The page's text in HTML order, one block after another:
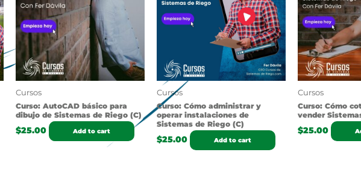
Cursos
Curso: AutoCAD básico para
dibujo de Sistemas de Riego (C)
$25.00 Add to cart
Cursos
Curso: Cómo administrar y
operar instalaciones de
Sistemas de Riego (C)
$25.00 Add to cart
Cursos
Curso: Cómo
vender
$25.00